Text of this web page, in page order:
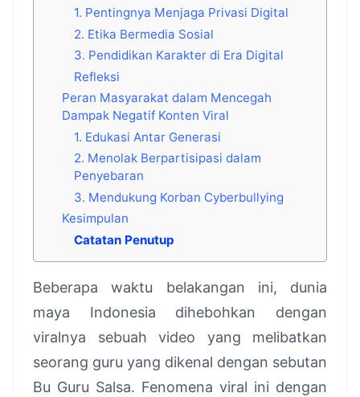
1. Pentingnya Menjaga Privasi Digital
2. Etika Bermedia Sosial
3. Pendidikan Karakter di Era Digital
Refleksi
Peran Masyarakat dalam Mencegah
Dampak Negatif Konten Viral
1. Edukasi Antar Generasi
2. Menolak Berpartisipasi dalam
Penyebaran
3. Mendukung Korban Cyberbullying
Kesimpulan
Catatan Penutup
Beberapa waktu belakangan ini, dunia
maya Indonesia dihebohkan dengan
viralnya sebuah video yang melibatkan
seorang guru yang dikenal dengan sebutan
Bu Guru Salsa. Fenomena viral ini dengan